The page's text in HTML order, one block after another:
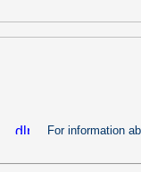
For information